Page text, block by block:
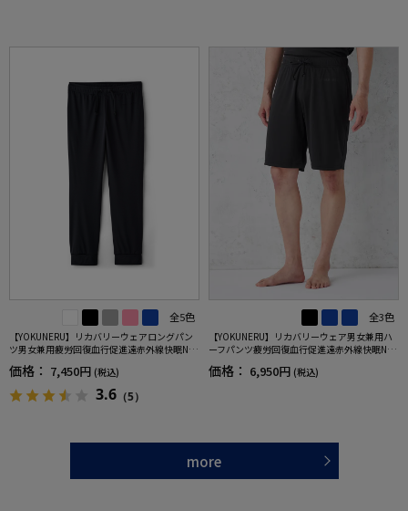
全5色
【YOKUNERU】リカバリーウェアロングパン
ツ男女兼用疲労回復血行促進遠赤外線快眠NA
NOMIX(R)【一般医療機器】SS～LLサイズ
価格： 7,450円 (税込)
3.6 （5）
全3色
【YOKUNERU】リカバリーウェア男女兼用ハ
ーフパンツ疲労回復血行促進遠赤外線快眠NA
NOMIX(R)【一般医療機器】SS～LLサイズ
価格： 6,950円 (税込)
more